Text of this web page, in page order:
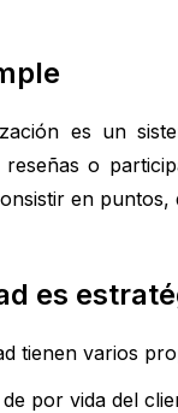
es un
o
en
es
tienen varios
por vida del